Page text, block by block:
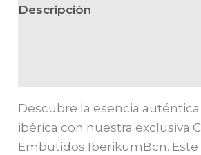
Descripción
Descubre la esencia
ibérica con nuestra exclusiva
Embutidos IberikumBcn. Este